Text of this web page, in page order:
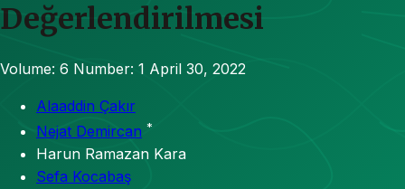
Değerlendirilmesi
Volume: 6 Number: 1 April 30, 2022
Alaaddin Çakır
Nejat Demircan *
Harun Ramazan Kara
Sefa Kocabaş